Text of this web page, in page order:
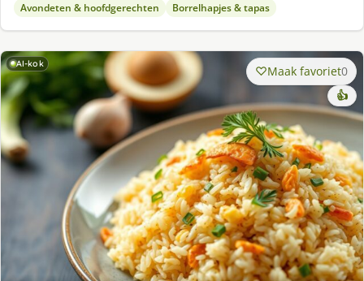
Avondeten & hoofdgerechten Borrelhapjes & tapas
AI-kok Maak favoriet0
👍